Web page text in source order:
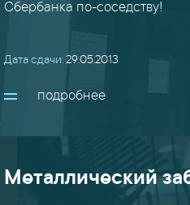
ограждения
(22)
Сбербанка по-соседству!
Дата сдачи:29.05.2013
подробнее
Металлический